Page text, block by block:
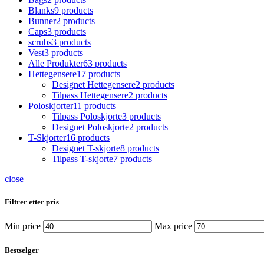
Blanks9 products
Bunner2 products
Caps3 products
scrubs3 products
Vest3 products
Alle Produkter63 products
Hettegensere17 products
Designet Hettegensere2 products
Tilpass Hettegensere2 products
Poloskjorter11 products
Tilpass Poloskjorte3 products
Designet Poloskjorte2 products
T-Skjorter16 products
Designet T-skjorte8 products
Tilpass T-skjorte7 products
close
Filtrer etter pris
Min price Max price
Bestselger